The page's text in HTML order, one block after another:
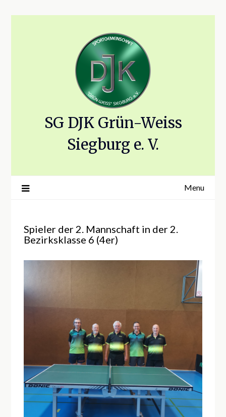
SG DJK Grün-Weiss
Siegburg e. V.
Menu
Spieler der 2. Mannschaft in der 2.
Bezirksklasse 6 (4er)